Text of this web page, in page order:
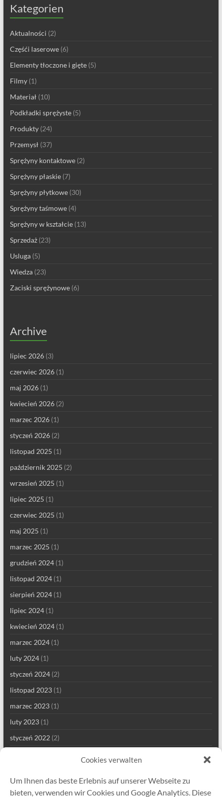
Cookies verwalten
Um Ihnen das beste Erlebnis auf unserer Webseite zu
bieten, verwenden wir Cookies und Google Analytics. Diese
Kategorien
Aktualności (2)
Częśći laserowe(6)
Elementy tłoczone i gięte(5)
Filmy(1)
Materiał (10)
Podkładki sprężyste(5)
Produkty(24)
Przemysł (37)
Sprężyny kontaktowe(2)
Sprężyny płaskie(7)
Sprężyny płytkowe(30)
Sprężyny taśmowe(4)
Sprężyny w kształcie(13)
Sprzedaż(23)
Usluga(5)
Wiedza(23)
Zaciski sprężynowe(6)
Archive
lipiec 2026(3)
czerwiec 2026(1)
maj 2026(1)
kwiecień 2026(2)
marzec 2026(1)
styczeń 2026(2)
listopad 2025 (1)
październik 2025 (2)
wrzesień 2025 (1)
lipiec 2025 (1)
czerwiec 2025 (1)
maj 2025 (1)
marzec 2025 (1)
grudzień 2024(1)
listopad 2024(1)
sierpień 2024(1)
lipiec 2024(1)
kwiecień 2024(1)
marzec 2024(1)
luty 2024(1)
styczeń 2024(2)
listopad 2023(1)
marzec 2023(1)
luty 2023(1)
styczeń 2022(2)
sierpień 2021(4)